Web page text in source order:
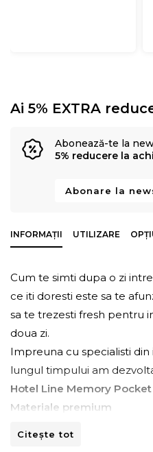
Ai 5% EXTRA
Abonează-te la
5% reducere la
Abonare la
INFORMAȚII UTILIZARE
Cum te simti dupa o zi
ce iti doresti este sa te
sa te trezesti fresh pentru
doua zi.
Impreuna cu specialisti
lungul timpului am
Hotel Line Memory
Materiale premium
salteaua imbina tehnologia
Citește tot